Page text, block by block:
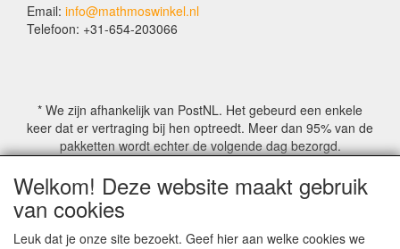
Email: info@mathmoswinkel.nl
Telefoon: +31-654-203066
* We zijn afhankelijk van PostNL. Het gebeurd een enkele
keer dat er vertraging bij hen optreedt. Meer dan 95% van de
pakketten wordt echter de volgende dag bezorgd.
© COPYRIGHT by Mathmoswinkel.nl
Site Name, Ownership and Design Copyright by
Mathmoswinkel.nl
Welkom! Deze website maakt gebruik
van cookies
Leuk dat je onze site bezoekt. Geef hier aan welke cookies we